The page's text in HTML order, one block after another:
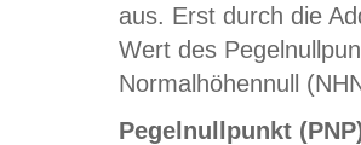
aus. Erst durch die
Wert des
Normalhöhennull
Pegelnullpunkt